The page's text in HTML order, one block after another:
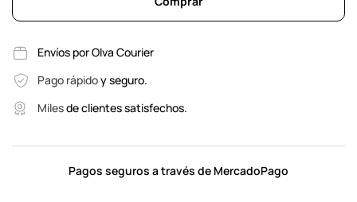
Envíos por Olva Courier
Pago rápidoy seguro.
Milesde clientes satisfechos.
Pagos seguros a través de MercadoPago